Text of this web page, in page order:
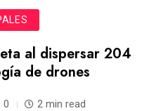
al dispersar 204
de drones
0 2 min read